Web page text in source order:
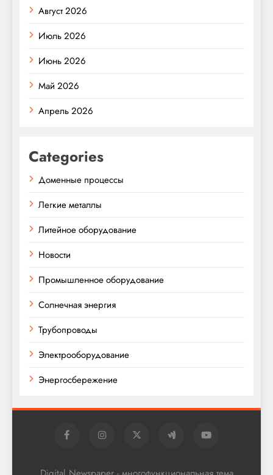
Август 2026
Июль 2026
Июнь 2026
Май 2026
Апрель 2026
Categories
Доменные процессы
Легкие металлы
Литейное оборудование
Новости
Промышленное оборудование
Солнечная энергия
Трубопроводы
Электрооборудование
Энергосбережение